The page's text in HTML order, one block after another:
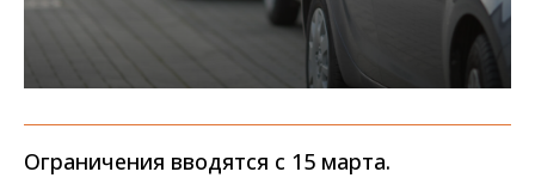
Ограничения вводятся с 15 марта.